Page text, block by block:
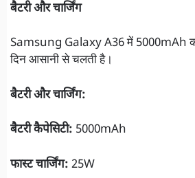
बैटरी और चार्जिंग
Samsung Galaxy A36 में 5000mAh की
दिन आसानी से चलती है।
बैटरी और चार्जिंग:
बैटरी कैपेसिटी: 5000mAh
फास्ट चार्जिंग: 25W